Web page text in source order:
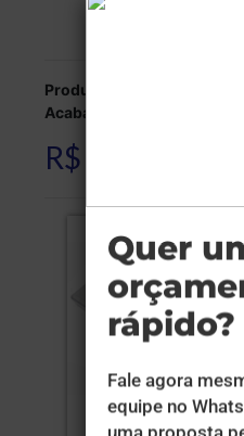
Veja as
Produção:
Acabamentos:
R$ 4.061,20